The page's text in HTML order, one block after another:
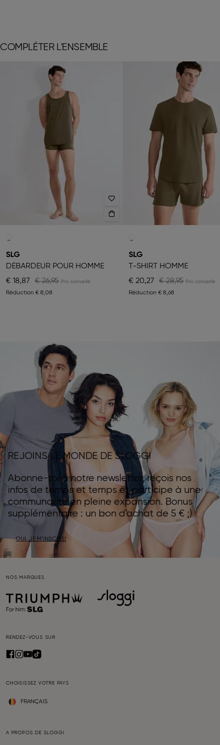
COMPLÉTER L'ENSEMBLE
SLG
DÉBARDEUR POUR HOMME
€ 18,87
€ 26,95
Réduction € 8,08
SLG
T-SHIRT HOMME
€ 20,27
€ 28,95
Réduction € 8,68
REJOINS LE MONDE DE SLOGGI
Abonne-toi à notre newsletter, reçois nos
infos de temps et temps et participe à une
communauté en pleine expansion. Bonus
supplémentaire : un bon d'achat de 5 € ;)
OUI, JE M’INSCRIS!
NOS MARQUES
RENDEZ-VOUS SUR
CHOISISSEZ VOTRE PAYS
FRANÇAIS
A PROPOS DE SLOGGI